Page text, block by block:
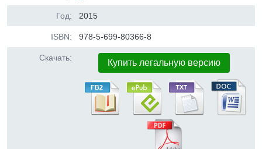
Год: 2015
ISBN: 978-5-699-80366-8
Скачать: Купить легальную версию